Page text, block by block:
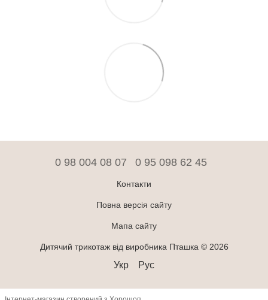
0 98 004 08 07 0 95 098 62 45
Контакти
Повна версія сайту
Мапа сайту
Дитячий трикотаж від виробника Пташка © 2026
Укр Рус